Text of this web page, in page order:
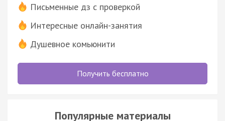
Письменные дз с проверкой
Интересные онлайн-занятия
Душевное комьюнити
Получить бесплатно
Популярные материалы